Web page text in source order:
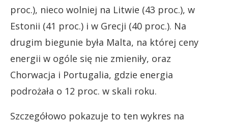
proc.), nieco wolniej na Litwie (43 proc.), w
Estonii (41 proc.) i w Grecji (40 proc.). Na
drugim biegunie była Malta, na której ceny
energii w ogóle się nie zmieniły, oraz
Chorwacja i Portugalia, gdzie energia
podrożała o 12 proc. w skali roku.
Szczegółowo pokazuje to ten wykres na